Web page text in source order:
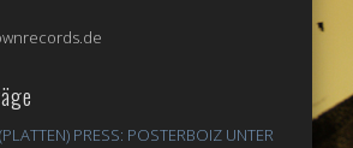
PRESS: POSTERBOIZ UNTER